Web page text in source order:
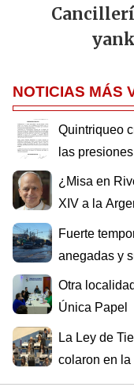
NOTICIAS MÁS
Quintriqueo
las
¿Misa en
XIV a la
Fuerte
anegadas y
Otra
Única Papel
La Ley de
colaron en